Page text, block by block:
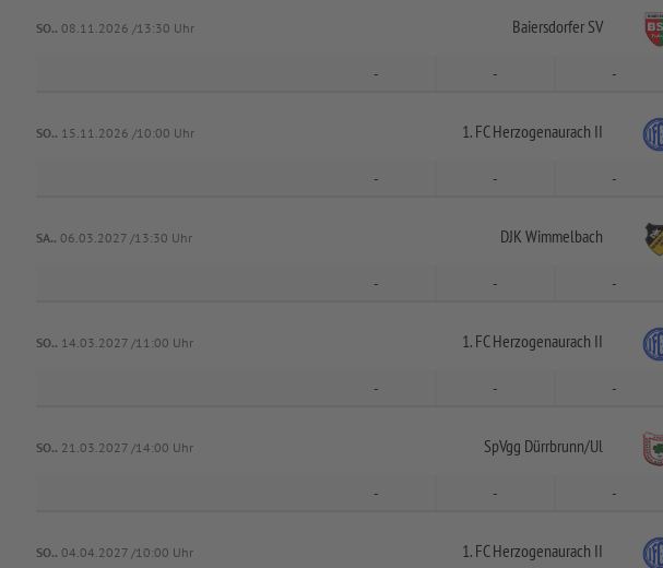
SO.. 08.11.2026 /13:30 Uhr Baiersdorfer SV
- - -
SO.. 15.11.2026 /10:00 Uhr 1. FC Herzogenaurach II
- - -
SA.. 06.03.2027 /13:30 Uhr DJK Wimmelbach
- - -
SO.. 14.03.2027 /11:00 Uhr 1. FC Herzogenaurach II
- - -
SO.. 21.03.2027 /14:00 Uhr SpVgg Dürrbrunn/Ul
- - -
SO.. 04.04.2027 /10:00 Uhr 1. FC Herzogenaurach II